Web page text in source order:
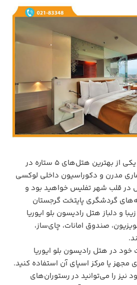
هتل رادیسون بلو ایوریا، یکی از بهترین هتل‌های 5 ستاره در
مدرن و دکوراسیون داخلی لوکسی
در قلب شهر تفلیس خواهید بود و
گردشگری پایتخت گرجستان
و دلباز هتل رادیسون بلو ایوریا
صندوق امانات، چای‌ساز،
در هتل رادیسون بلو ایوریا
مجهز یا مرکز اسپای آن استفاده کنید.
نیز را می‌توانید در رستوران‌های